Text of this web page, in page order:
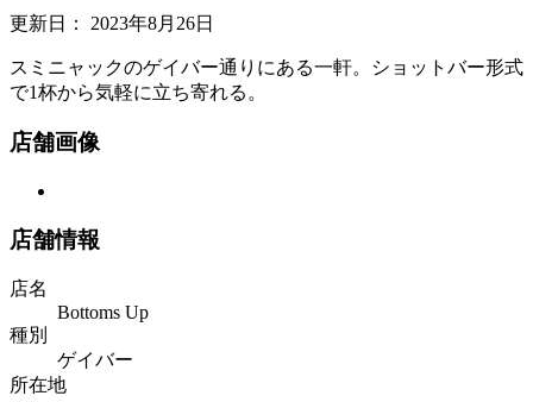
更新日： 2023年8月26日
スミニャックのゲイバー通りにある一軒。ショットバー形式
で1杯から気軽に立ち寄れる。
店舗画像
店舗情報
店名
Bottoms Up
種別
ゲイバー
所在地